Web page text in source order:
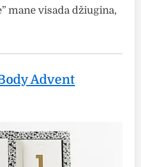
mane visada džiugina,
Advent